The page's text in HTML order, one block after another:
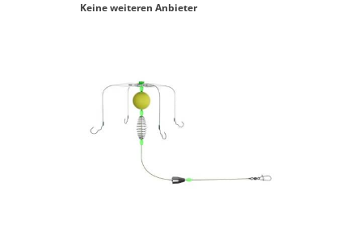
Keine weiteren Anbieter